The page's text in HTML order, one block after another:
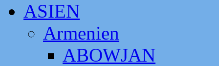
ASIEN
Armenien
ABOWJAN